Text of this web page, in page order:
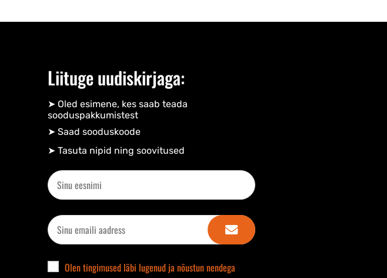
Liituge uudiskirjaga:
➤ Oled esimene, kes saab teada
sooduspakkumistest
➤ Saad sooduskoode​
➤ Tasuta nipid ning soovitused​
Olen tingimused läbi lugenud ja nõustun nendega